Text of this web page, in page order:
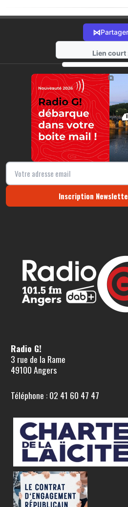
⋈Partager
Lien court
⧉
Inscription
Radio G!
3 rue de la Rame
49100 Angers
Téléphone : 02 41 60 47 47